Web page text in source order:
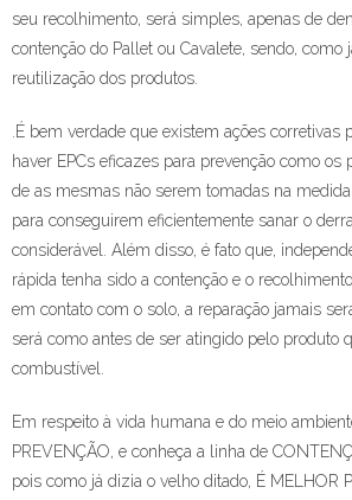
seu recolhimento, será simples, apenas de
contenção do Pallet ou Cavalete, sendo, como
reutilização dos produtos.
.É bem verdade que existem ações corretivas
haver EPCs eficazes para prevenção como os
de as mesmas não serem tomadas na
para conseguirem eficientemente sanar o
considerável. Além disso, é fato que,
rápida tenha sido a contenção e o
em contato com o solo, a reparação jamais
será como antes de ser atingido pelo produto
combustível.
Em respeito à vida humana e do meio
PREVENÇÃO, e conheça a linha de
pois como já dizia o velho ditado, É MELHOR